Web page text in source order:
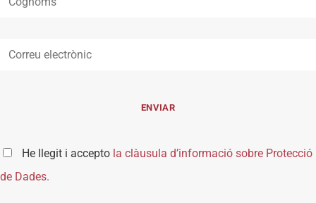
He llegit i accepto la clàusula d’informació sobre Protecció
de Dades.